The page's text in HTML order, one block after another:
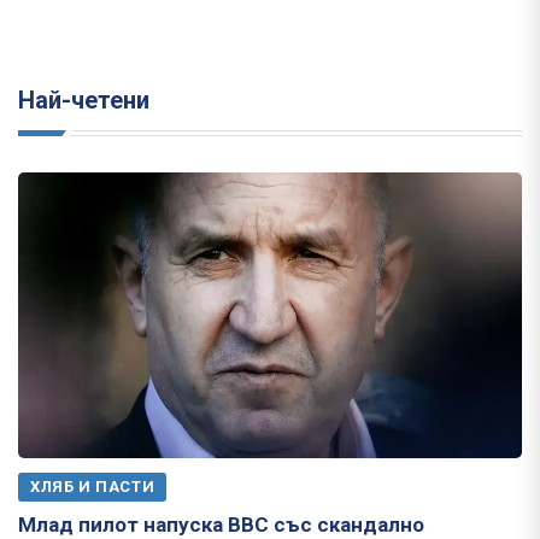
Най-четени
ХЛЯБ И ПАСТИ
Млад пилот напуска ВВС със скандално